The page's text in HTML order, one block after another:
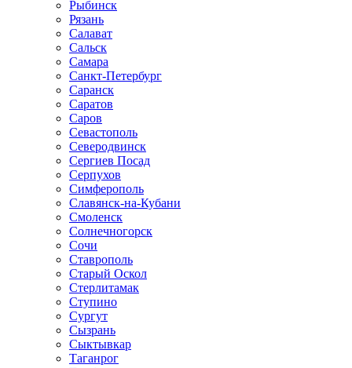
Рыбинск
Рязань
Салават
Сальск
Самара
Санкт-Петербург
Саранск
Саратов
Саров
Севастополь
Северодвинск
Сергиев Посад
Серпухов
Симферополь
Славянск-на-Кубани
Смоленск
Солнечногорск
Сочи
Ставрополь
Старый Оскол
Стерлитамак
Ступино
Сургут
Сызрань
Сыктывкар
Таганрог